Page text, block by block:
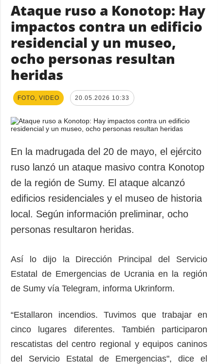
Ataque ruso a Konotop: Hay
impactos contra un edificio
residencial y un museo,
ocho personas resultan
heridas
FOTO, VIDEO 20.05.2026 10:33
En la madrugada del 20 de mayo, el ejército
ruso lanzó un ataque masivo contra Konotop
de la región de Sumy. El ataque alcanzó
edificios residenciales y el museo de historia
local. Según información preliminar, ocho
personas resultaron heridas.
Así lo dijo la Dirección Principal del Servicio
Estatal de Emergencias de Ucrania en la región
de Sumy vía Telegram, informa Ukrinform.
“Estallaron incendios. Tuvimos que trabajar en
cinco lugares diferentes. También participaron
rescatistas del centro regional y equipos caninos
del Servicio Estatal de Emergencias", dice el